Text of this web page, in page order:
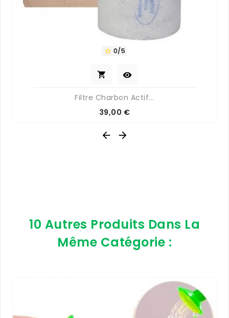
 0/5
 
Filtre Charbon Actif...
Prix
39,00 €
 
10 Autres Produits Dans La
Même Catégorie :